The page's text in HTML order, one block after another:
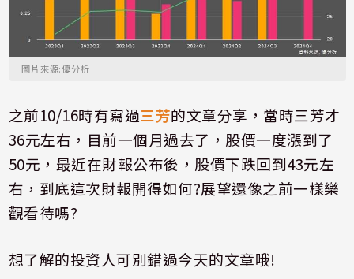
圖片來源:優分析
之前10/16時有寫過三芳的文章分享，當時三芳才
36元左右，目前一個月過去了，股價一度漲到了
50元，最近在財報公布後，股價下跌回到43元左
右，到底這次財報開得如何?展望還像之前一樣樂
觀看待嗎?
想了解的投資人可別錯過今天的文章哦!